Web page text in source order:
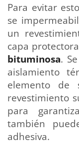
Para evitar
se
un
capa
bituminosa.
aislamiento
elemento de
revestimiento
para
también
adhesiva.